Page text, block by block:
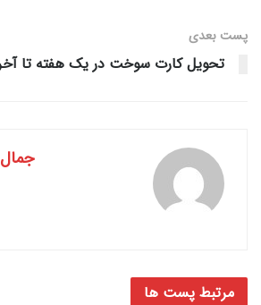
پست‌ بعدی
تحویل کارت سوخت در یک هفته تا
جمال
مرتبط پست ها